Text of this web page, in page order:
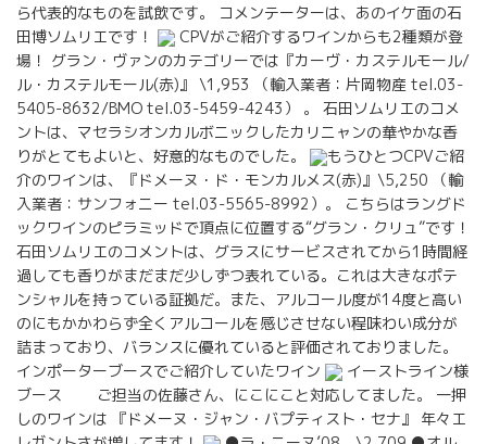
ら代表的なものを試飲です。 コメンテーターは、あのイケ面の石
田博ソムリエです！
CPVがご紹介するワインからも2種類が登
場！ グラン・ヴァンのカテゴリーでは『カーヴ・カステルモール/
ル・カステルモール(赤)』 \1,953 （輸入業者：片岡物産 tel.03-
5405-8632/BMO tel.03-5459-4243） 。 石田ソムリエのコメ
ントは、マセラシオンカルボニックしたカリニャンの華やかな香
りがとてもよいと、好意的なものでした。
もうひとつCPVご紹
介のワインは、『ドメーヌ・ド・モンカルメス(赤)』\5,250 （輸
入業者：サンフォニー tel.03-5565-8992）。 こちらはラングド
ックワインのピラミッドで頂点に位置する“グラン・クリュ”です！
石田ソムリエのコメントは、グラスにサービスされてから1時間経
過しても香りがまだまだ少しずつ表れている。これは大きなポテ
ンシャルを持っている証拠だ。また、アルコール度が14度と高い
のにもかかわらず全くアルコールを感じさせない程味わい成分が
詰まっており、バランスに優れていると評価されておりました。
インポーターブースでご紹介していたワイン
イーストライン様
ブース ご担当の佐藤さん、にこにこと対応してました。 一押
しのワインは 『ドメーヌ・ジャン・バプティスト・セナ』 年々エ